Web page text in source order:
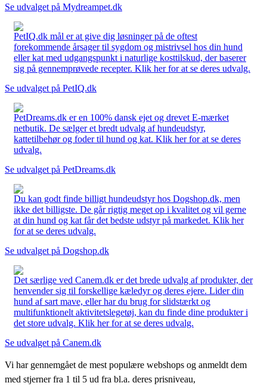
Se udvalget på Mydreampet.dk
PetIQ.dk mål er at give dig løsninger på de oftest
forekommende årsager til sygdom og mistrivsel hos din hund
eller kat med udgangspunkt i naturlige kosttilskud, der baserer
sig på gennemprøvede recepter. Klik her for at se deres udvalg.
Se udvalget på PetIQ.dk
PetDreams.dk er en 100% dansk ejet og drevet E-mærket
netbutik. De sælger et bredt udvalg af hundeudstyr,
kattetilbehør og foder til hund og kat. Klik her for at se deres
udvalg.
Se udvalget på PetDreams.dk
Du kan godt finde billigt hundeudstyr hos Dogshop.dk, men
ikke det billigste. De går rigtig meget op i kvalitet og vil gerne
at din hund og kat får det bedste udstyr på markedet. Klik her
for at se deres udvalg.
Se udvalget på Dogshop.dk
Det særlige ved Canem.dk er det brede udvalg af produkter, der
henvender sig til forskellige kæledyr og deres ejere. Lider din
hund af sart mave, eller har du brug for slidstærkt og
multifunktionelt aktivitetslegetøj, kan du finde dine produkter i
det store udvalg. Klik her for at se deres udvalg.
Se udvalget på Canem.dk
Vi har gennemgået de mest populære webshops og anmeldt dem
med stjerner fra 1 til 5 ud fra bl.a. deres prisniveau,